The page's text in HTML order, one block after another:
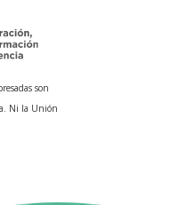
son
Ni la Unión